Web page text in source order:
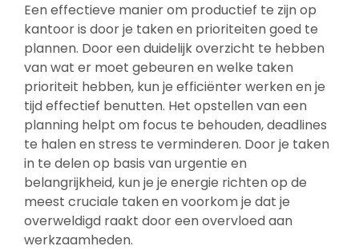
Een effectieve manier om productief te zijn op
kantoor is door je taken en prioriteiten goed te
plannen. Door een duidelijk overzicht te hebben
van wat er moet gebeuren en welke taken
prioriteit hebben, kun je efficiënter werken en je
tijd effectief benutten. Het opstellen van een
planning helpt om focus te behouden, deadlines
te halen en stress te verminderen. Door je taken
in te delen op basis van urgentie en
belangrijkheid, kun je je energie richten op de
meest cruciale taken en voorkom je dat je
overweldigd raakt door een overvloed aan
werkzaamheden.